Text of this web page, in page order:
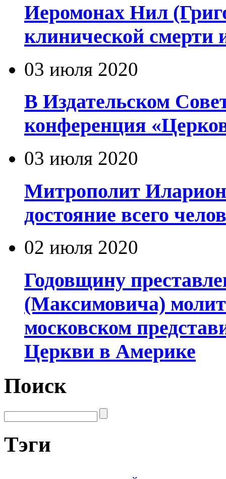
Иеромонах Нил
клинической смерти
03 июля 2020
В Издательском
конференция
03 июля 2020
Митрополит
достояние всего
02 июля 2020
Годовщину
(Максимовича)
московском
Церкви в Америке
Поиск
Тэги